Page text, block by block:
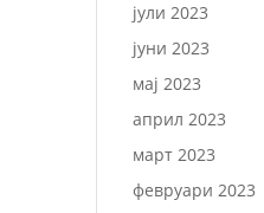
јули 2023
јуни 2023
мај 2023
април 2023
март 2023
февруари 2023